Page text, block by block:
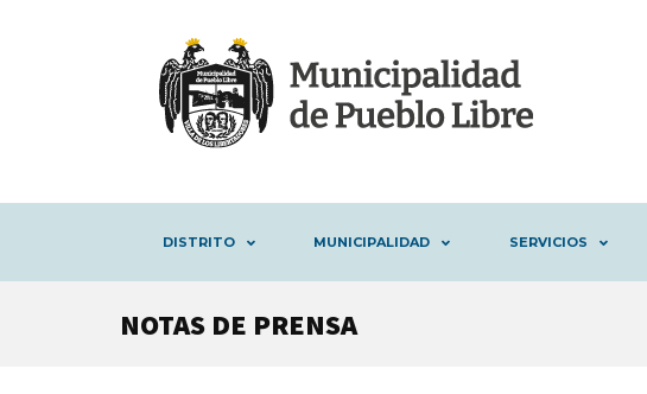
DISTRITO MUNICIPALIDAD SERVICIOS
NOTAS DE PRENSA